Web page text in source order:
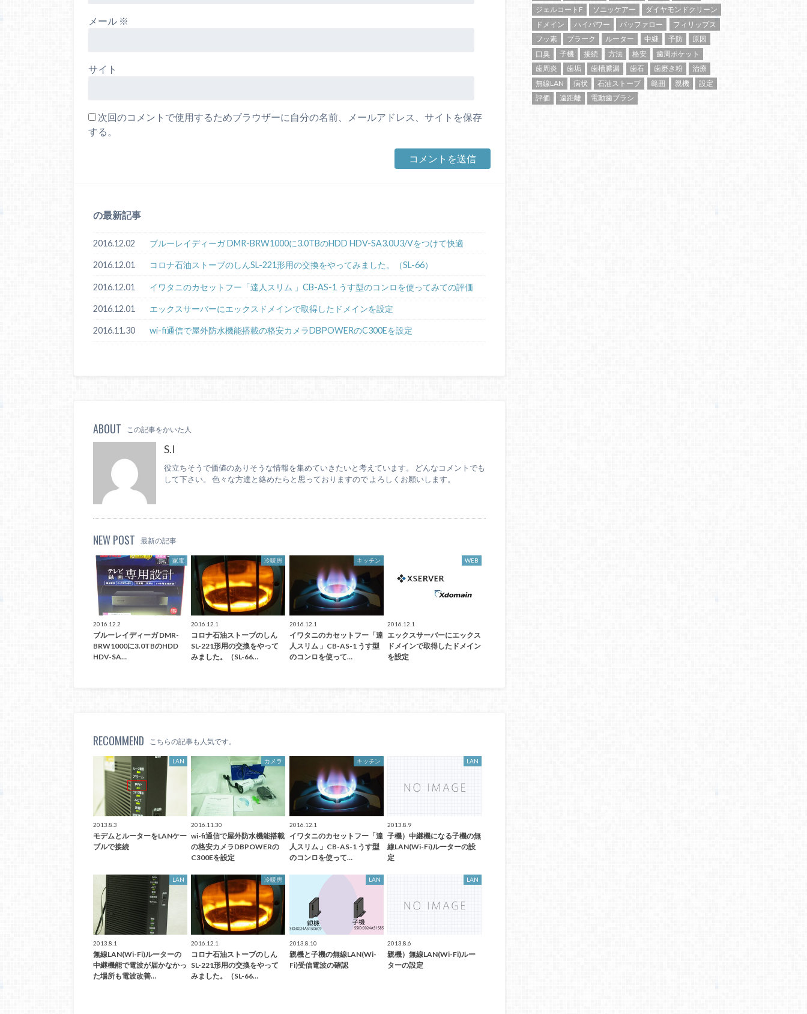
メール ※
サイト
次回のコメントで使用するためブラウザーに自分の名前、メールアドレス、サイトを保存
する。
の最新記事
2016.12.02 ブルーレイディーガ DMR-BRW1000に3.0TBのHDD HDV-SA3.0U3/Vをつけて快適
2016.12.01 コロナ石油ストーブのしんSL-221形用の交換をやってみました。（SL-66）
2016.12.01 イワタニのカセットフー「達人スリム 」CB-AS-1 うす型のコンロを使ってみての評価
2016.12.01 エックスサーバーにエックスドメインで取得したドメインを設定
2016.11.30 wi-fi通信で屋外防水機能搭載の格安カメラDBPOWERのC300Eを設定
ABOUT この記事をかいた人
S.I
役立ちそうで価値のありそうな情報を集めていきたいと考えています。 どんなコメントでも
して下さい。 色々な方達と絡めたらと思っておりますので よろしくお願いします。
NEW POST 最新の記事
家電
2016.12.2
ブルーレイディーガ DMR-
BRW1000に3.0TBのHDD
HDV-SA…
冷暖房
2016.12.1
コロナ石油ストーブのしん
SL-221形用の交換をやって
みました。（SL-66…
キッチン
2016.12.1
イワタニのカセットフー「達
人スリム 」CB-AS-1 うす型
のコンロを使って…
WEB
2016.12.1
エックスサーバーにエックス
ドメインで取得したドメイン
を設定
RECOMMEND こちらの記事も人気です。
LAN
2013.8.3
モデムとルーターをLANケー
ブルで接続
カメラ
2016.11.30
wi-fi通信で屋外防水機能搭載
の格安カメラDBPOWERの
C300Eを設定
キッチン
2016.12.1
イワタニのカセットフー「達
人スリム 」CB-AS-1 うす型
のコンロを使って…
LAN
2013.8.9
子機）中継機になる子機の無
線LAN(Wi-Fi)ルーターの設
定
LAN
2013.8.1
無線LAN(Wi-Fi)ルーターの
中継機能で電波が届かなかっ
た場所も電波改善…
冷暖房
2016.12.1
コロナ石油ストーブのしん
SL-221形用の交換をやって
みました。（SL-66…
LAN
2013.8.10
親機と子機の無線LAN(Wi-
Fi)受信電波の確認
LAN
2013.8.6
親機）無線LAN(Wi-Fi)ルー
ターの設定
ジェルコートF
ソニッケアー
ダイヤモンドクリーン
ドメイン
ハイパワー バッファロー
フィリップス
フッ素
プラーク ルーター 中継 予防
原因
口臭
子機 接続 方法 格安
歯周ポケット
歯周炎
歯垢 歯槽膿漏 歯石 歯磨き粉
治療
無線LAN
病状 石油ストーブ 範囲 親機
設定
評価
遠距離 電動歯ブラシ